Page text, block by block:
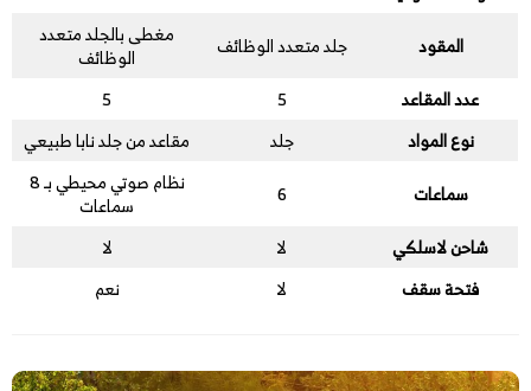
المقود
جلد متعدد الوظائف
مغطى بالجلد متعدد
الوظائف
عدد المقاعد
5
5
نوع المواد
جلد
مقاعد من جلد نابا طبيعي
سماعات
6
نظام صوتي محيطي بـ 8
سماعات
شاحن لاسلكي
لا
لا
فتحة سقف
لا نعم